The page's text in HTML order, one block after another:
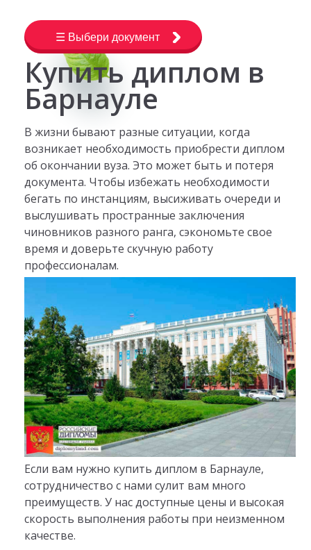
☰ Выбери документ
Купить диплом в
Барнауле
В жизни бывают разные ситуации, когда
возникает необходимость приобрести диплом
об окончании вуза. Это может быть и потеря
документа. Чтобы избежать необходимости
бегать по инстанциям, высиживать очереди и
выслушивать пространные заключения
чиновников разного ранга, сэкономьте свое
время и доверьте скучную работу
профессионалам.
Если вам нужно купить диплом в Барнауле,
сотрудничество с нами сулит вам много
преимуществ. У нас доступные цены и высокая
скорость выполнения работы при неизменном
качестве.